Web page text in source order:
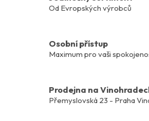
Od Evropských výrobců
Osobní přístup
Maximum pro vaši
Prodejna na
Přemyslovská 23 - Praha